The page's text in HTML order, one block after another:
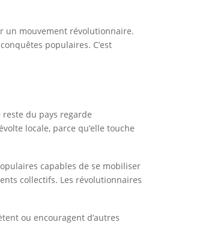
un mouvement révolutionnaire.
populaires. C’est
reste du pays regarde
locale, parce qu’elle touche
capables de se mobiliser
collectifs. Les révolutionnaires
ou encouragent d’autres